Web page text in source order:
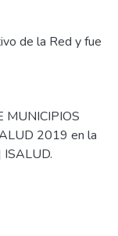
de la Red y fue
MUNICIPIOS
2019 en la
ISALUD.